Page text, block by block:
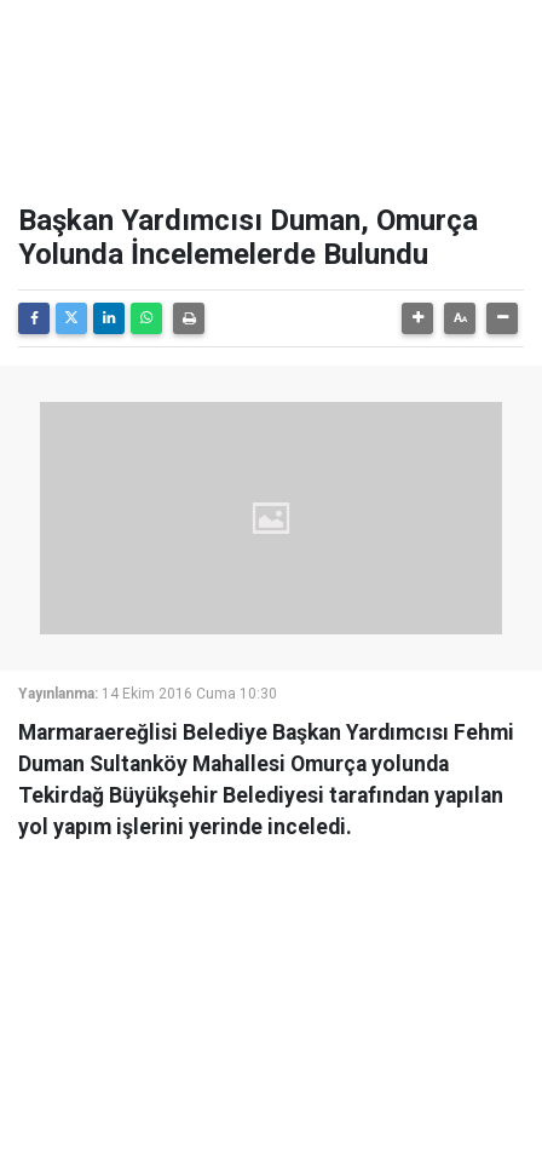
Başkan Yardımcısı Duman, Omurça
Yolunda İncelemelerde Bulundu
Yayınlanma: 14 Ekim 2016 Cuma 10:30
Marmaraereğlisi Belediye Başkan Yardımcısı Fehmi
Duman Sultanköy Mahallesi Omurça yolunda
Tekirdağ Büyükşehir Belediyesi tarafından yapılan
yol yapım işlerini yerinde inceledi.